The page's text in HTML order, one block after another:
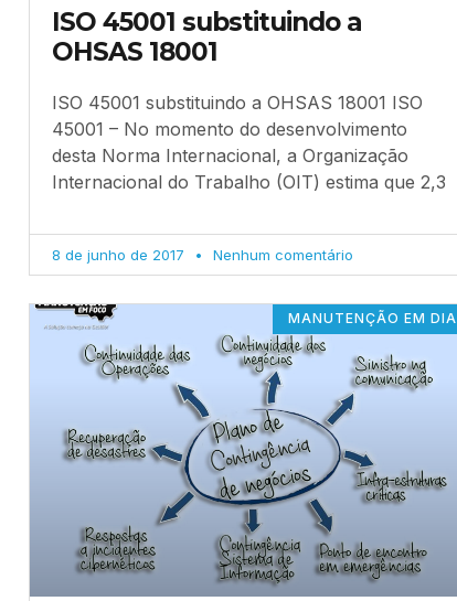
ISO 45001 substituindo a
OHSAS 18001
ISO 45001 substituindo a OHSAS 18001 ISO
45001 – No momento do desenvolvimento
desta Norma Internacional, a Organização
Internacional do Trabalho (OIT) estima que 2,3
8 de junho de 2017 Nenhum comentário
MANUTENÇÃO EM DIA